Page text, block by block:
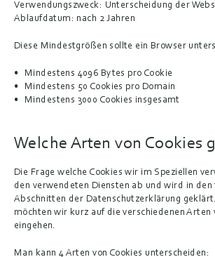
Verwendungszweck: Unterscheidung der
Ablaufdatum: nach 2 Jahren
Diese Mindestgrößen sollte ein Browser
Mindestens 4096 Bytes pro Cookie
Mindestens 50 Cookies pro Domain
Mindestens 3000 Cookies insgesamt
Welche Arten von Cookies
Die Frage welche Cookies wir im Speziellen
den verwendeten Diensten ab und wird in den
Abschnitten der Datenschutzerklärung
möchten wir kurz auf die verschiedenen Arten
eingehen.
Man kann 4 Arten von Cookies unterscheiden: